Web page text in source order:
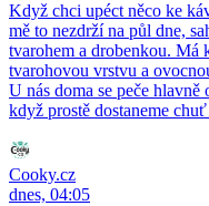
Když chci upéct něco ke
mě to nezdrží na půl dne,
tvarohem a drobenkou. Má
tvarohovou vrstvu a
U nás doma se peče
když prostě dostaneme
Cooky.cz
dnes, 04:05